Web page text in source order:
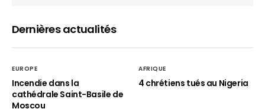
Dernières actualités
EUROPE
Incendie dans la
cathédrale Saint-Basile de
Moscou
AFRIQUE
4 chrétiens tués au Nigeria